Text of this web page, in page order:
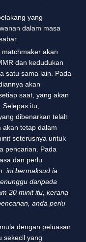
yang
dalam masa
akan
dan kedudukan
satu sama lain. Pada
akan
saat, yang akan
itu,
dibenarkan telah
akan tetap dalam
seterusnya untuk
pencarian. Pada
dan perlu
ini bermaksud ia
daripada
20 minit itu, kerana
anda perlu
dengan peluasan
sekecil yang